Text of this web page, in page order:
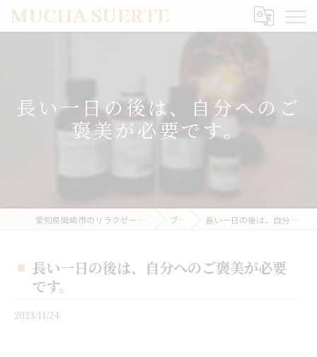
長い一日の後は、自分へのご
褒美が必要です。
愛知県岡崎市のリラクゼーションならMUCHA SUERTE ブログ 長い一日の後は、自分へのご褒美が必要です。
長い一日の後は、自分へのご褒美が必要
です。
2023/11/24